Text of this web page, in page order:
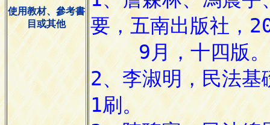
使用教材、參考書
目或其他